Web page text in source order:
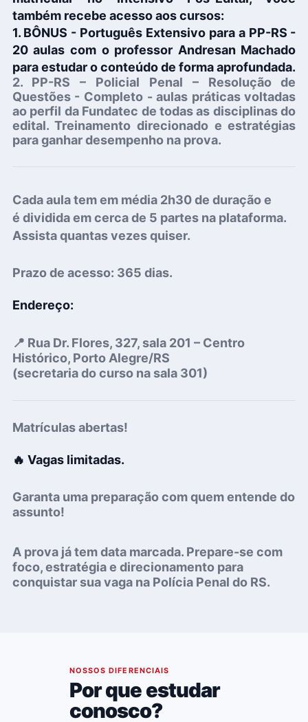
também recebe acesso aos cursos:
1. BÔNUS - Português Extensivo para a PP-RS -
20 aulas com o professor Andresan Machado
para estudar o conteúdo de forma aprofundada.
2. PP-RS – Policial Penal – Resolução de
Questões - Completo -aulas práticas voltadas
ao perfil da Fundatec de todas as disciplinas do
edital. Treinamento direcionado e estratégias
para ganhar desempenho na prova.
Cada aula tem em média 2h30 de duraçãoe
é dividida em cerca de 5 partes na plataforma.
Assista quantas vezes quiser.
Prazo de acesso: 365 dias.
Endereço:
📍 Rua Dr. Flores, 327, sala 201 – Centro
Histórico, Porto Alegre/RS
(secretaria do curso na sala 301)
Matrículas abertas!
🔥 Vagas limitadas.
Garanta uma preparação com quem entende do
assunto!
A prova já tem data marcada. Prepare-se com
foco, estratégia e direcionamento para
conquistarsua vagana Polícia Penal do RS.
NOSSOS DIFERENCIAIS
Por que estudar
conosco?